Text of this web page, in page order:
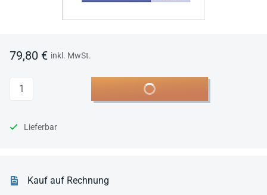
79,80 € inkl. MwSt.
Anzahl In den Warenkorb
Lieferbar
Kauf auf Rechnung